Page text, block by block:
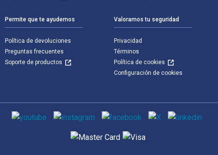
Permite que te ayudemos
Política de devoluciones
Preguntas frecuentes
Soporte de productos
Valoramos tu seguridad
Privacidad
Términos
Política de cookies
Configuración de cookies
Medios de comunicación social
Métodos de pago admitidos